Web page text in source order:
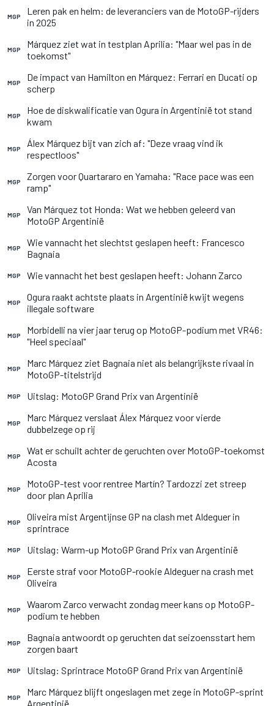
MGP
Leren pak en helm: de leveranciers van de MotoGP-rijders
in 2025
MGP
Márquez ziet wat in testplan Aprilia: "Maar wel pas in de
toekomst"
MGP
De impact van Hamilton en Márquez: Ferrari en Ducati op
scherp
MGP
Hoe de diskwalificatie van Ogura in Argentinië tot stand
kwam
MGP
Álex Márquez bijt van zich af: "Deze vraag vind ik
respectloos"
MGP
Zorgen voor Quartararo en Yamaha: "Race pace was een
ramp"
MGP
Van Márquez tot Honda: Wat we hebben geleerd van
MotoGP Argentinië
MGP
Wie vannacht het slechtst geslapen heeft: Francesco
Bagnaia
MGP Wie vannacht het best geslapen heeft: Johann Zarco
MGP
Ogura raakt achtste plaats in Argentinië kwijt wegens
illegale software
MGP
Morbidelli na vier jaar terug op MotoGP-podium met VR46:
"Heel speciaal"
MGP
Marc Márquez ziet Bagnaia niet als belangrijkste rivaal in
MotoGP-titelstrijd
MGP Uitslag: MotoGP Grand Prix van Argentinië
MGP
Marc Márquez verslaat Álex Márquez voor vierde
dubbelzege op rij
MGP
Wat er schuilt achter de geruchten over MotoGP-toekomst
Acosta
MGP
MotoGP-test voor rentree Martín? Tardozzi zet streep
door plan Aprilia
MGP
Oliveira mist Argentijnse GP na clash met Aldeguer in
sprintrace
MGP Uitslag: Warm-up MotoGP Grand Prix van Argentinië
MGP
Eerste straf voor MotoGP-rookie Aldeguer na crash met
Oliveira
MGP
Waarom Zarco verwacht zondag meer kans op MotoGP-
podium te hebben
MGP
Bagnaia antwoordt op geruchten dat seizoensstart hem
zorgen baart
MGP Uitslag: Sprintrace MotoGP Grand Prix van Argentinië
MGP
Marc Márquez blijft ongeslagen met zege in MotoGP-sprint
Argentinië